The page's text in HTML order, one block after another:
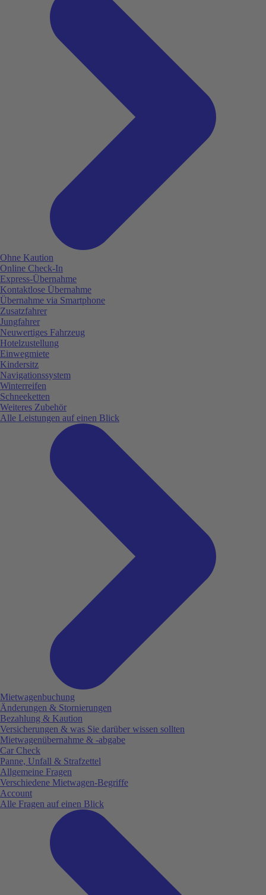
Ohne Kaution
Online Check-In
Express-Übernahme
Kontaktlose Übernahme
Übernahme via Smartphone
Zusatzfahrer
Jungfahrer
Neuwertiges Fahrzeug
Hotelzustellung
Einwegmiete
Kindersitz
Navigationssystem
Winterreifen
Schneeketten
Weiteres Zubehör
Alle Leistungen auf einen Blick
Mietwagenbuchung
Änderungen & Stornierungen
Bezahlung & Kaution
Versicherungen & was Sie darüber wissen sollten
Mietwagenübernahme & -abgabe
Car Check
Panne, Unfall & Strafzettel
Allgemeine Fragen
Verschiedene Mietwagen-Begriffe
Account
Alle Fragen auf einen Blick